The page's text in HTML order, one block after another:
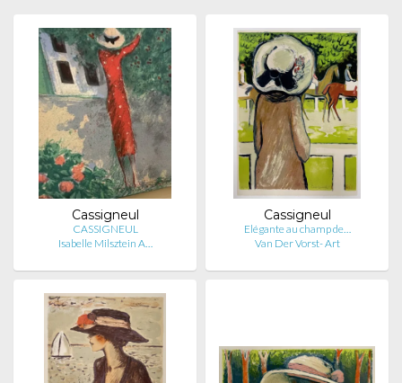
Cassigneul
CASSIGNEUL
Isabelle Milsztein A…
Cassigneul
Elégante au champ de…
Van Der Vorst- Art